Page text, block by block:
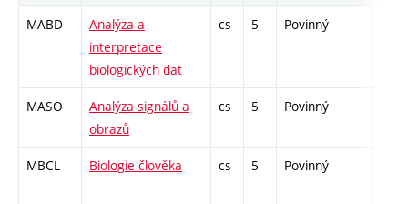
MABD
Analýza a
interpretace
biologických dat
cs 5 Povinný
MASO
Analýza signálů a
obrazů
cs 5 Povinný
MBCL Biologie člověka cs 5 Povinný